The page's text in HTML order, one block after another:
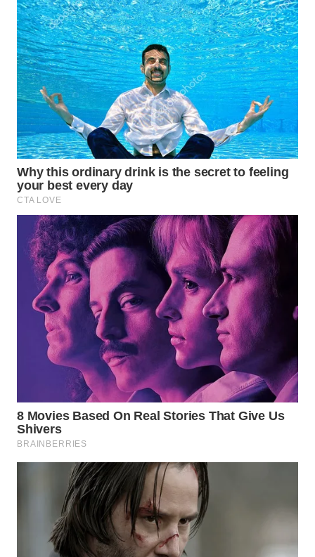
PRIANGAN
TIMUR
WN
SEMARANG
WN
SOLO
WN
BOROBUDUR
WN
MADURA
WN
SURABAYA
WN
NATUNA
WN
MANDALIKA
LIKUPANG
WN
LABUANBAJO